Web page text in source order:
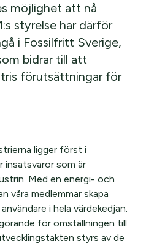
möjlighet att nå
styrelse har därför
i Fossilfritt Sverige,
bidrar till att
förutsättningar för
ligger först i
insatsvaror som är
Med en energi- och
våra medlemmar skapa
i hela värdekedjan.
för omställningen till
styrs av de